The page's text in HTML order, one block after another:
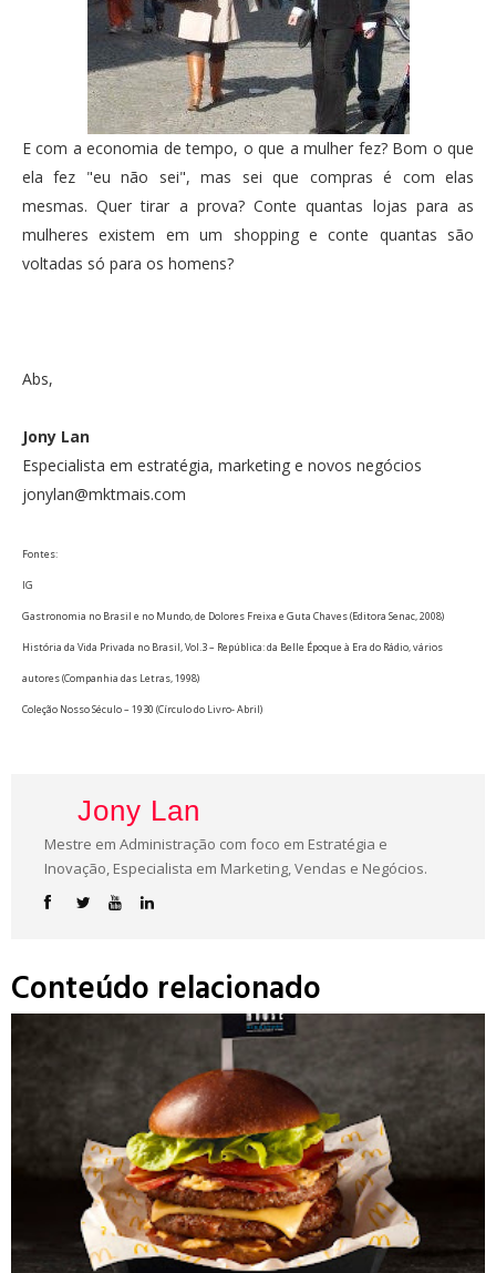
E com a economia de tempo, o que a mulher fez? Bom o que
ela fez "eu não sei", mas sei que compras é com elas
mesmas. Quer tirar a prova? Conte quantas lojas para as
mulheres existem em um shopping e conte quantas são
voltadas só para os homens?
Abs,
Jony Lan
Especialista em estratégia, marketing e novos negócios
jonylan@mktmais.com
Fontes:
IG
Gastronomia no Brasil e no Mundo, de Dolores Freixa e Guta Chaves (Editora Senac, 2008)
História da Vida Privada no Brasil, Vol.3 – República: da Belle Époque à Era do Rádio, vários
autores (Companhia das Letras, 1998)
Coleção Nosso Século – 1930 (Círculo do Livro- Abril)
Jony Lan
Mestre em Administração com foco em Estratégia e
Inovação, Especialista em Marketing, Vendas e Negócios.
Conteúdo relacionado